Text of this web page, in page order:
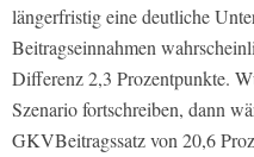
längerfristig eine deutliche
Beitragseinnahmen
Differenz 2,3 Prozentpunkte.
Szenario fort­schreiben, dann
GKV­Beitragssatz von 20,6